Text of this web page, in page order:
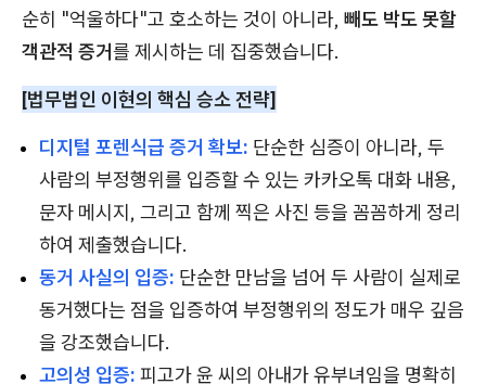
순히 "억울하다"고 호소하는 것이 아니라, 빼도 박도 못할
객관적 증거를 제시하는 데 집중했습니다.
[법무법인 이현의 핵심 승소 전략]
디지털 포렌식급 증거 확보: 단순한 심증이 아니라, 두
사람의 부정행위를 입증할 수 있는 카카오톡 대화 내용,
문자 메시지, 그리고 함께 찍은 사진 등을 꼼꼼하게 정리
하여 제출했습니다.
동거 사실의 입증: 단순한 만남을 넘어 두 사람이 실제로
동거했다는 점을 입증하여 부정행위의 정도가 매우 깊음
을 강조했습니다.
고의성 입증: 피고가 윤 씨의 아내가 유부녀임을 명확히